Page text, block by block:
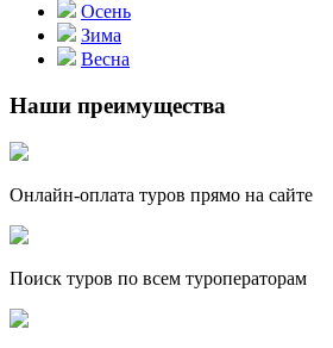
Осень
Зима
Весна
Наши преимущества
Онлайн-оплата туров прямо на сайте
Поиск туров по всем туроператорам